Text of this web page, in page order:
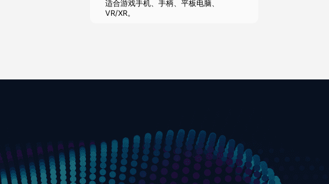
适合游戏手机、手柄、平板电脑、
VR/XR。